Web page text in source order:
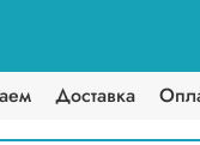
Доставка